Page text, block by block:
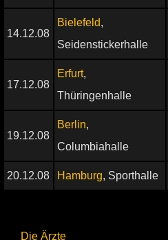
Die Ärzte
14.12.08
Bielefeld,
Seidenstickerhalle
17.12.08
Erfurt,
Thüringenhalle
19.12.08
Berlin,
Columbiahalle
20.12.08 Hamburg, Sporthalle